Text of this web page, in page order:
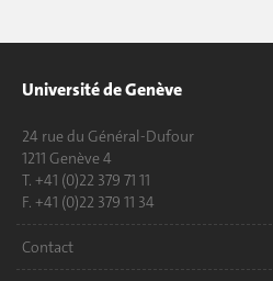
Université de Genève
24 rue du Général-Dufour
1211 Genève 4
T. +41 (0)22 379 71 11
F. +41 (0)22 379 11 34
Contact